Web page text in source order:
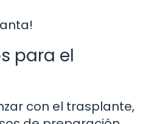
para el
con el trasplante,